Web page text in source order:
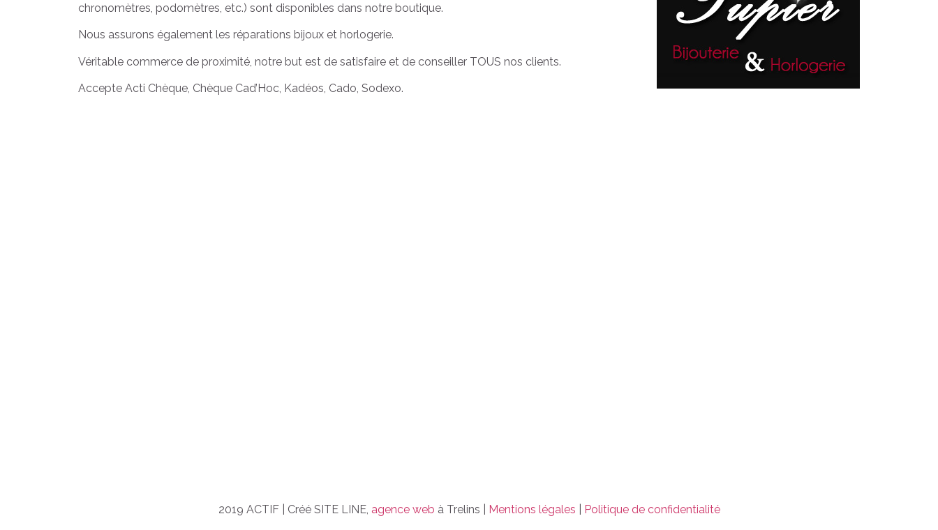
chronomètres, podomètres, etc.) sont disponibles dans notre boutique.
Nous assurons également les réparations bijoux et horlogerie.
Véritable commerce de proximité, notre but est de satisfaire et de conseiller TOUS nos clients.
Accepte Acti Chèque, Chèque Cad’Hoc, Kadéos, Cado, Sodexo.
2019 ACTIF | Créé SITE LINE, agence web à Trelins | Mentions légales Politique de confidentialité